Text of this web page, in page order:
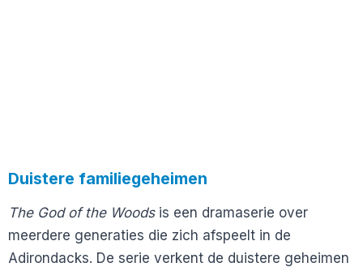
Duistere familiegeheimen
The God of the Woodsis een dramaserie over
meerdere generaties die zich afspeelt in de
Adirondacks. De serie verkent de duistere geheimen